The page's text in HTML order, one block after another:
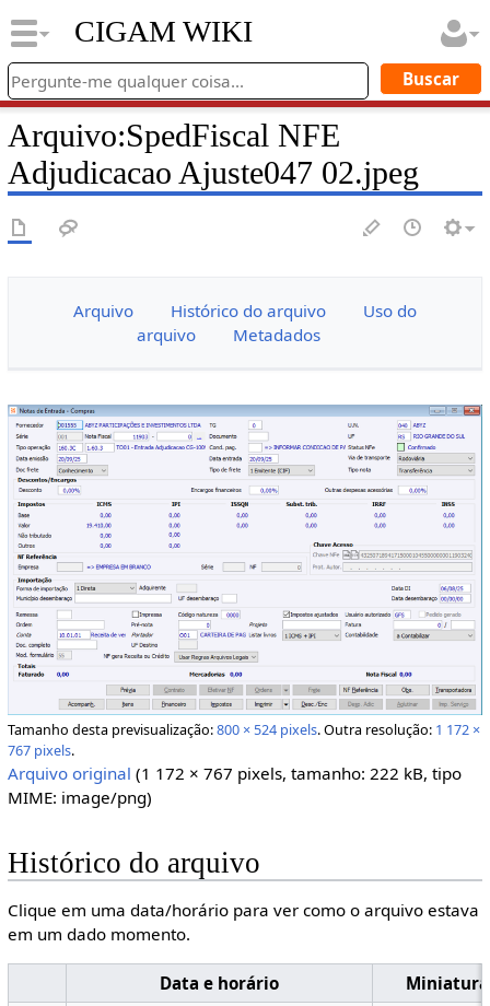
CIGAM WIKI
Arquivo:SpedFiscal NFE
Adjudicacao Ajuste047 02.jpeg
Arquivo Histórico do arquivo
Uso do
arquivo
Metadados
Tamanho desta previsualização:800 × 524 pixels.Outra resolução: 1 172 ×
767 pixels.
Arquivo original (1 172 × 767 pixels, tamanho: 222 kB, tipo
MIME: image/png)
Histórico do arquivo
Clique em uma data/horário para ver como o arquivo estava
em um dado momento.
Data e horário
Miniatura